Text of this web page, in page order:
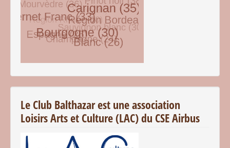
Le Club Balthazar est une association
Loisirs Arts et Culture (LAC) du CSE Airbus